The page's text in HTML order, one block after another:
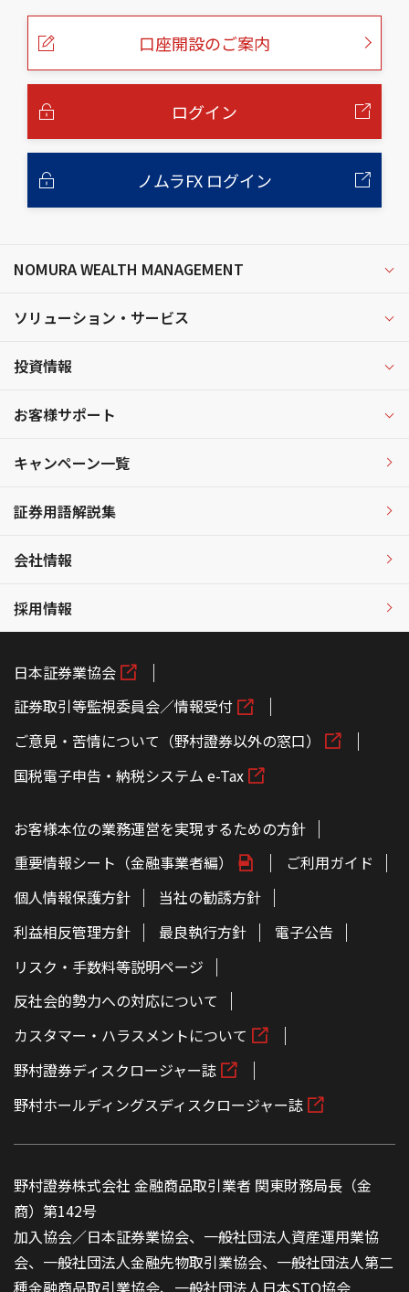
口座開設のご案内
ログイン
ノムラFX ログイン
NOMURA WEALTH MANAGEMENT
ソリューション・サービス
投資情報
お客様サポート
キャンペーン一覧
証券用語解説集
会社情報
採用情報
日本証券業協会
証券取引等監視委員会／情報受付
ご意見・苦情について（野村證券以外の窓口）
国税電子申告・納税システム e-Tax
お客様本位の業務運営を実現するための方針
重要情報シート（金融事業者編）
ご利用ガイド
個人情報保護方針
当社の勧誘方針
利益相反管理方針
最良執行方針
電子公告
リスク・手数料等説明ページ
反社会的勢力への対応について
カスタマー・ハラスメントについて
野村證券ディスクロージャー誌
野村ホールディングスディスクロージャー誌
野村證券株式会社 金融商品取引業者 関東財務局長（金
商）第142号
加入協会／日本証券業協会、一般社団法人資産運用業協
会、一般社団法人金融先物取引業協会、一般社団法人第二